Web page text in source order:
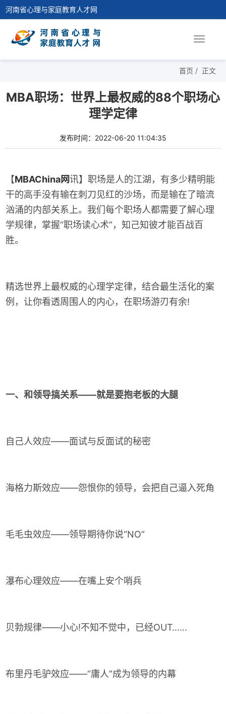
河南省心理与家庭教育人才网
Toggle
首页 / 正文
MBA职场：世界上最权威的88个职场心
理学定律
发布时间：2022-06-20 11:04:35
【MBAChina网讯】职场是人的江湖，有多少精明能
干的高手没有输在刺刀见红的沙场，而是输在了暗流
汹涌的内部关系上。我们每个职场人都需要了解心理
学规律，掌握“职场读心术”，知己知彼才能百战百
胜。
精选世界上最权威的心理学定律，结合最生活化的案
例，让你看透周围人的内心，在职场游刃有余!
一、和领导搞关系——就是要抱老板的大腿
自己人效应——面试与反面试的秘密
海格力斯效应——怨恨你的领导，会把自己逼入死角
毛毛虫效应——领导期待你说“NO”
瀑布心理效应——在嘴上安个哨兵
贝勃规律——小心!不知不觉中，已经OUT……
布里丹毛驴效应——“庸人”成为领导的内幕